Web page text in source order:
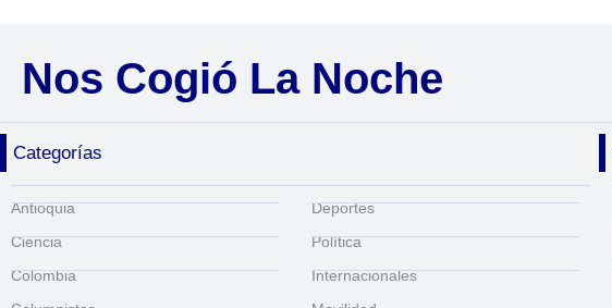
Nos Cogió La Noche
Categorías
Antioquia
Ciencia
Colombia
Deportes
Política
Internacionales